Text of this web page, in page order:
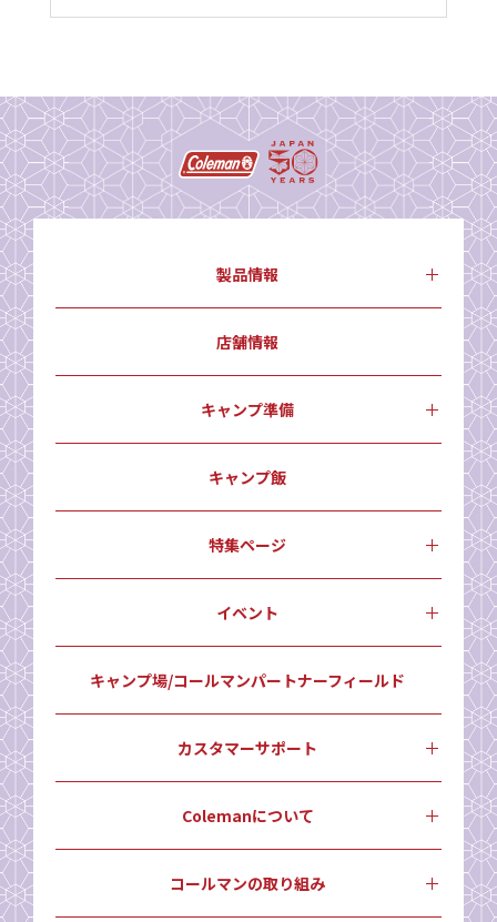
製品情報
店舗情報
キャンプ準備
キャンプ飯
特集ページ
イベント
キャンプ場/コールマンパートナーフィールド
カスタマーサポート
Colemanについて
コールマンの取り組み